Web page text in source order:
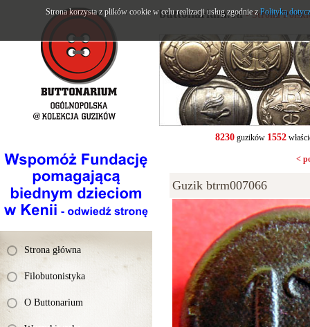
Strona główna
Filobutonistyka
O Buttonarium
buttonarium.eu- Strona
8230guzików 1552
<
Guzik btrm007066
Strona korzysta z plików cookie w celu realizacji usług zgodnie zPolityką